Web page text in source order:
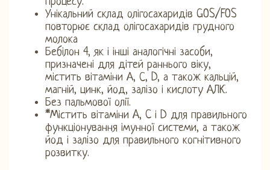
Унікальний склад олігосахаридів GOS/FOS
повторює склад олігосахаридів грудного
молока
Бебілон 4, як і інші аналогічні засоби,
призначені для дітей раннього віку,
містить вітаміни А, С, D, а також кальцій,
магній, цинк, йод, залізо і кислоту АЛК.
Без пальмової олії.
*Містить вітаміни A, C і D для правильного
функціонування імунної системи, а також
йод і залізо для правильного когнітивного
розвитку.